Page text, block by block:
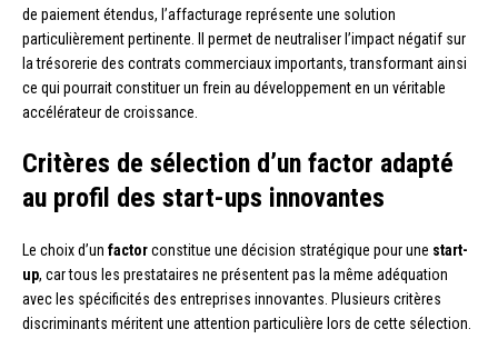
de paiement étendus, l’affacturage représente une solution
particulièrement pertinente. Il permet de neutraliser l’impact négatif sur
la trésorerie des contrats commerciaux importants, transformant ainsi
ce qui pourrait constituer un frein au développement en un véritable
accélérateur de croissance.
Critères de sélection d’un factor adapté
au profil des start-ups innovantes
Le choix d’un factorconstitue une décision stratégique pour une start-
up, car tous les prestataires ne présentent pas la même adéquation
avec les spécificités des entreprises innovantes. Plusieurs critères
discriminants méritent une attention particulière lors de cette sélection.